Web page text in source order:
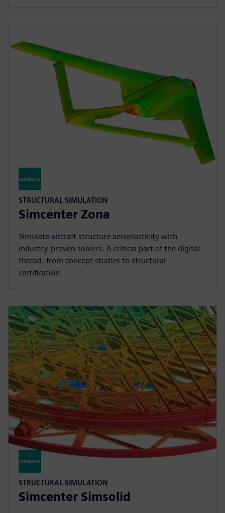
STRUCTURAL SIMULATION
Simcenter Zona
Simulate aircraft structure aeroelasticity with
industry-proven solvers. A critical part of the digital
thread, from concept studies to structural
certification.
STRUCTURAL SIMULATION
Simcenter Simsolid